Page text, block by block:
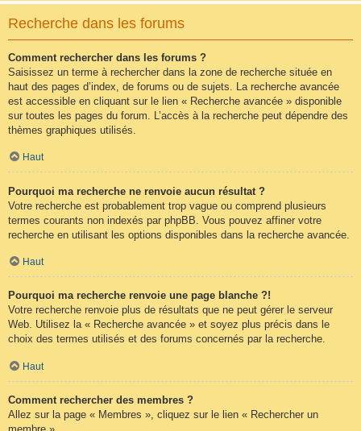
Recherche dans les forums
Comment rechercher dans les forums ?
Saisissez un terme à rechercher dans la zone de recherche située en
haut des pages d’index, de forums ou de sujets. La recherche avancée
est accessible en cliquant sur le lien « Recherche avancée » disponible
sur toutes les pages du forum. L’accès à la recherche peut dépendre des
thèmes graphiques utilisés.
Haut
Pourquoi ma recherche ne renvoie aucun résultat ?
Votre recherche est probablement trop vague ou comprend plusieurs
termes courants non indexés par phpBB. Vous pouvez affiner votre
recherche en utilisant les options disponibles dans la recherche avancée.
Haut
Pourquoi ma recherche renvoie une page blanche ?!
Votre recherche renvoie plus de résultats que ne peut gérer le serveur
Web. Utilisez la « Recherche avancée » et soyez plus précis dans le
choix des termes utilisés et des forums concernés par la recherche.
Haut
Comment rechercher des membres ?
Allez sur la page « Membres », cliquez sur le lien « Rechercher un